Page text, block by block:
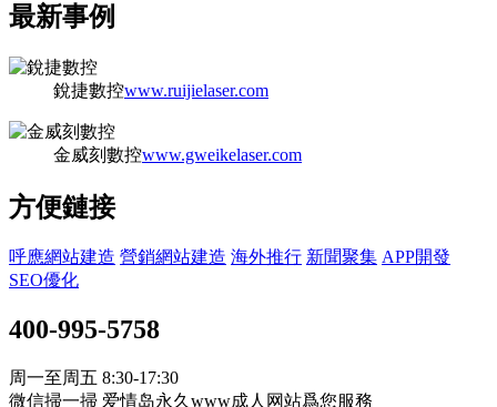
最新事例
銳捷數控www.ruijielaser.com
金威刻數控www.gweikelaser.com
方便鏈接
呼應網站建造 營銷網站建造 海外推行 新聞聚集 APP開發
SEO優化
400-995-5758
周一至周五 8:30-17:30
微信掃一掃 爱情岛永久www成人网站爲您服務